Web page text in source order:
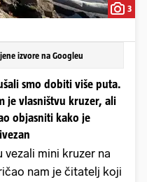
3
izvore na Googleu
smo dobiti više puta.
je vlasništvu kruzer, ali
objasniti kako je
vezali mini kruzer na
nam je čitatelj koji